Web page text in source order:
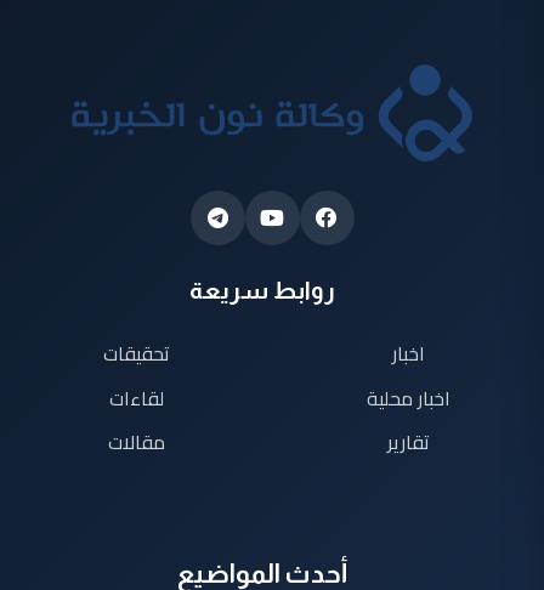
روابط سريعة
اخبار
اخبار محلية
تقارير
تحقيقات
لقاءات
مقالات
أحدث المواضيع